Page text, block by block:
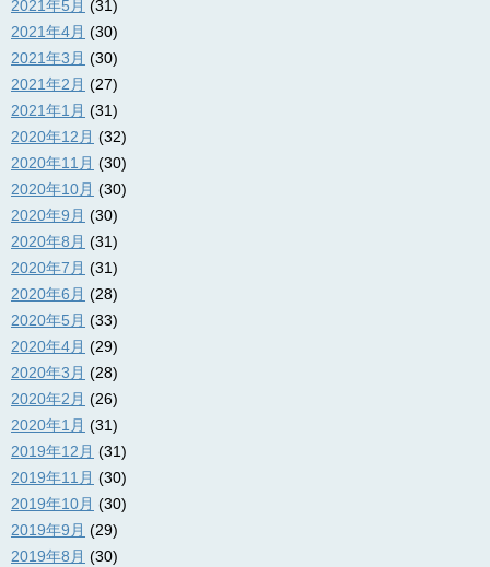
2021年5月 (31)
2021年4月 (30)
2021年3月 (30)
2021年2月 (27)
2021年1月 (31)
2020年12月 (32)
2020年11月 (30)
2020年10月 (30)
2020年9月 (30)
2020年8月 (31)
2020年7月 (31)
2020年6月 (28)
2020年5月 (33)
2020年4月 (29)
2020年3月 (28)
2020年2月 (26)
2020年1月 (31)
2019年12月 (31)
2019年11月 (30)
2019年10月 (30)
2019年9月 (29)
2019年8月 (30)